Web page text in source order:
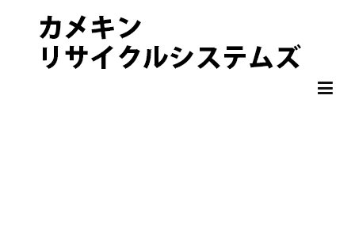
非鉄金属 OA機器 スクラップ 処分・買取りならカメキンリサイクル